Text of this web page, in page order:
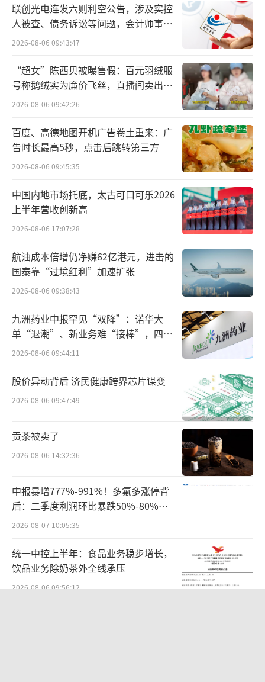
自2021年7月深陷舆情危机之后，维他奶的
豆奶产品经历下架等风波，品牌形象大打折
扣，无异于一场巨震。
为了重振市场，2021年底，公司挖来徐福
记前高管苏强，担任中国内地行政总裁。
作为一位有20年行业经验的快消老将，苏
强上任后马上着手重振品牌形象、创新产品和
改革渠道。他上任半年，一举扭转内地市场亏
损的局面，但收入持续下降的状况没能止住。
场收入分别为39.13亿港元、36.47亿港元，同
比分别下降22.77%和6.80%。
2023年4月，苏强离任后，公司内地市场收
入持续下降，2023/2024财年收入同比下降3.8
1%，为35.08亿港元。
2024年4月，特百惠中国区前总裁王栋出任
内地市场首席执行官。通过推出香蕉味及草莓
味豆奶、零糖柠檬茶等新品组合，带来额外收
入增长。
同时，提升运营效率、降低原材料成本，
以及实施严格成本控制改善盈利成为关键，其
中就包括期内关闭的上海工厂，终于得以拨云
见日。
2024/2025财年，公司内地市场经营溢利
上涨4成，年内经营利润率达9%。
联创光电连发六则利空公告，涉及实控
人被查、债务诉讼等问题，会计师事务
所曾出具“保留意见”
2026-08-06 09:43:47
“超女”陈西贝被曝售假：百元羽绒服
号称鹅绒实为廉价飞丝，直播间卖出超
百万元
2026-08-06 09:42:26
百度、高德地图开机广告卷土重来：广
告时长最高5秒，点击后跳转第三方
2026-08-06 09:45:35
中国内地市场托底，太古可口可乐2026
上半年营收创新高
2026-08-06 17:07:28
航油成本倍增仍净赚62亿港元，进击的
国泰靠“过境红利”加速扩张
2026-08-06 09:38:43
九洲药业中报罕见“双降”：诺华大
单“退潮”、新业务难“接棒”，四大
难关待闯
2026-08-06 09:44:11
股价异动背后 济民健康跨界芯片谋变
2026-08-06 09:47:49
贡茶被卖了
2026-08-06 14:32:36
中报暴增777%-991%！多氟多涨停背
后：二季度利润环比暴跌50%-80%，
是黄金坑还是陷阱？
2026-08-07 10:05:35
统一中控上半年：食品业务稳步增长，
饮品业务除奶茶外全线承压
2026-08-06 09:56:12